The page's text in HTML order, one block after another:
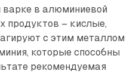
в алюминиевой
продуктов – кислые,
с этим металлом
которые способны
рекомендуемая